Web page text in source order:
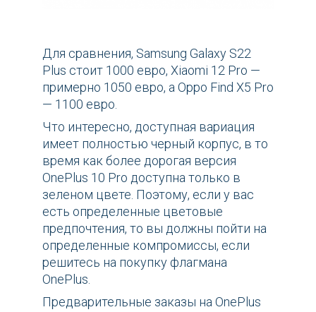
Для сравнения, Samsung Galaxy S22
Plus стоит 1000 евро, Xiaomi 12 Pro —
примерно 1050 евро, а Oppo Find X5 Pro
— 1100 евро.
Что интересно, доступная вариация
имеет полностью черный корпус, в то
время как более дорогая версия
OnePlus 10 Pro доступна только в
зеленом цвете. Поэтому, если у вас
есть определенные цветовые
предпочтения, то вы должны пойти на
определенные компромиссы, если
решитесь на покупку флагмана
OnePlus.
Предварительные заказы на OnePlus